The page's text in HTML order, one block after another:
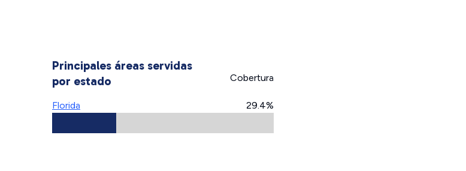
Principales áreas servidas
por estado
Cobertura
Florida 29.4%